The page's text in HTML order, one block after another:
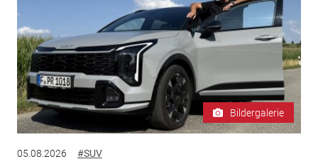
Bildergalerie
05.08.2026 #SUV